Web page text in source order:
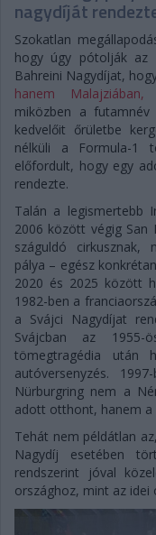
nagydíját
Szokatlan
hogy úgy pótolják az
Bahreini Nagydíjat,
hanem Malajziában,
miközben a futamnév
kedvelőit őrületbe
nélküli a Formula-1
előfordult, hogy egy
rendezte.
Talán a legismertebb
2006 között végig
száguldó cirkusznak,
pálya – egész
2020 és 2025 között
1982-ben a
a Svájci Nagydíjat
Svájcban az
tömegtragédia után
autóversenyzés.
Nürburgring nem a
adott otthont, hanem a
Tehát nem példátlan
Nagydíj esetében
rendszerint jóval
országhoz, mint az idei